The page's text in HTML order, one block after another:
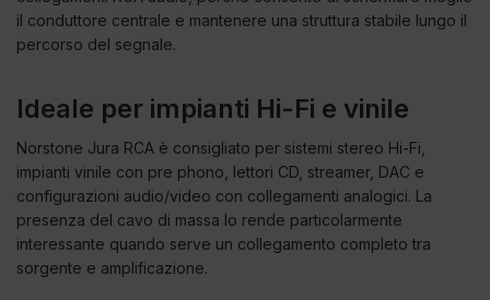
il conduttore centrale e mantenere una struttura stabile lungo il
percorso del segnale.
Ideale per impianti Hi-Fi e vinile
Norstone Jura RCA è consigliato per sistemi stereo Hi-Fi,
impianti vinile con pre phono, lettori CD, streamer, DAC e
configurazioni audio/video con collegamenti analogici. La
presenza del cavo di massa lo rende particolarmente
interessante quando serve un collegamento completo tra
sorgente e amplificazione.